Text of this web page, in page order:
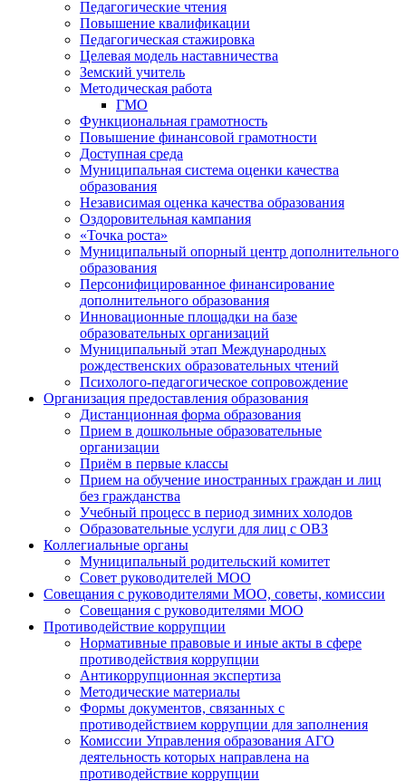
Педагогические чтения
Повышение квалификации
Педагогическая стажировка
Целевая модель наставничества
Земский учитель
Методическая работа
ГМО
Функциональная грамотность
Повышение финансовой грамотности
Доступная среда
Муниципальная система оценки качества
образования
Независимая оценка качества образования
Оздоровительная кампания
«Точка роста»
Муниципальный опорный центр дополнительного
образования
Персонифицированное финансирование
дополнительного образования
Инновационные площадки на базе
образовательных организаций
Муниципальный этап Международных
рождественских образовательных чтений
Психолого-педагогическое сопровождение
Организация предоставления образования
Дистанционная форма образования
Прием в дошкольные образовательные
организации
Приём в первые классы
Прием на обучение иностранных граждан и лиц
без гражданства
Учебный процесс в период зимних холодов
Образовательные услуги для лиц с ОВЗ
Коллегиальные органы
Муниципальный родительский комитет
Совет руководителей МОО
Совещания с руководителями МОО, советы, комиссии
Совещания с руководителями МОО
Противодействие коррупции
Нормативные правовые и иные акты в сфере
противодействия коррупции
Антикоррупционная экспертиза
Методические материалы
Формы документов, связанных с
противодействием коррупции для заполнения
Комиссии Управления образования АГО
деятельность которых направлена на
противодействие коррупции